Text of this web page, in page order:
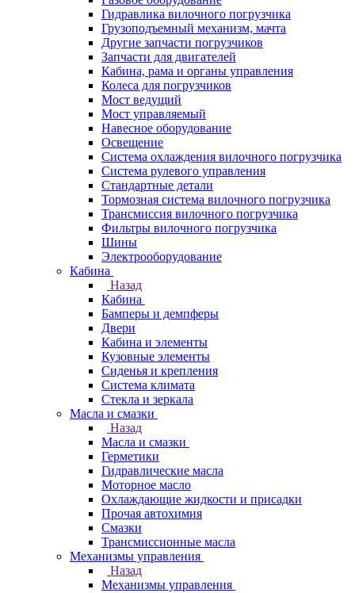
Гидравлика вилочного погрузчика
Грузоподъемный механизм, мачта
Другие запчасти погрузчиков
Запчасти для двигателей
Кабина, рама и органы управления
Колеса для погрузчиков
Мост ведущий
Мост управляемый
Навесное оборудование
Освещение
Система охлаждения вилочного погрузчика
Система рулевого управления
Стандартные детали
Тормозная система вилочного погрузчика
Трансмиссия вилочного погрузчика
Фильтры вилочного погрузчика
Шины
Электрооборудование
Кабина
Назад
Кабина
Бамперы и демпферы
Двери
Кабина и элементы
Кузовные элементы
Сиденья и крепления
Система климата
Стекла и зеркала
Масла и смазки
Назад
Масла и смазки
Герметики
Гидравлические масла
Моторное масло
Охлаждающие жидкости и присадки
Прочая автохимия
Смазки
Трансмиссионные масла
Механизмы управления
Назад
Механизмы управления